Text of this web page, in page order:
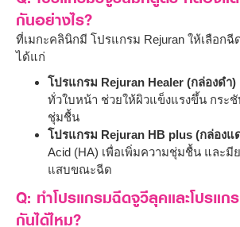
กันอย่างไร?
ที่เมกะคลินิกมี โปรแกรม Rejuran ให้เลือก
ได้แก่
โปรแกรม Rejuran Healer (กล่องดำ)
ทั่วใบหน้า ช่วยให้ผิวแข็งแรงขึ้น กระ
ชุ่มชื้น
โปรแกรม Rejuran HB plus (กล่องแ
Acid (HA) เพื่อเพิ่มความชุ่มชื้น และมี
แสบขณะฉีด
Q: ทำโปรแกรมฉีดจูวีลุคและโปรแ
กันได้ไหม?